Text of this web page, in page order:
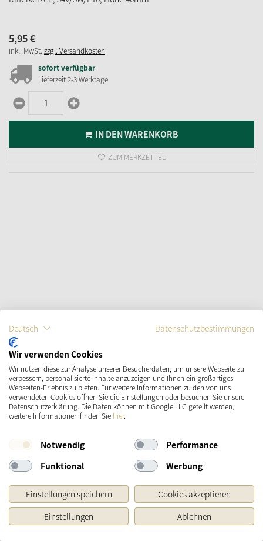
Deutsch Datenschutzbestimmungen
Wir verwenden Cookies
Wir nutzen diese zur Analyse unserer Besucherdaten, um unsere Webseite zu
verbessern, personalisierte Inhalte anzuzeigen und Ihnen ein großartiges
Webseiten-Erlebnis zu bieten. Für weitere Informationen zu den von uns
verwendeten Cookies öffnen Sie die Einstellungen oder besuchen Sie unsere
Datenschutzerklärung. Die Daten können mit Google LLC geteilt werden,
weitere Informationen finden Sie hier.
Notwendig
Performance
Funktional
Werbung
Einstellungen speichern
Cookies akzeptieren
Einstellungen
Ablehnen